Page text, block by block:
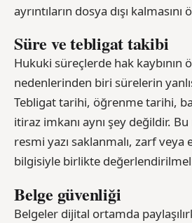
ayrıntıların dosya dışı kalmasını
Süre ve tebligat takibi
Hukuki süreçlerde hak kaybının
nedenlerinden biri sürelerin
Tebligat tarihi, öğrenme tarihi,
itiraz imkanı aynı şey değildir.
resmi yazı saklanmalı, zarf
bilgisiyle birlikte
Belge güvenliği
Belgeler dijital ortamda